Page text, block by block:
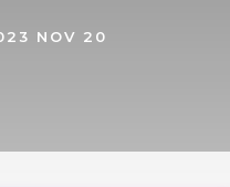
NOV 20